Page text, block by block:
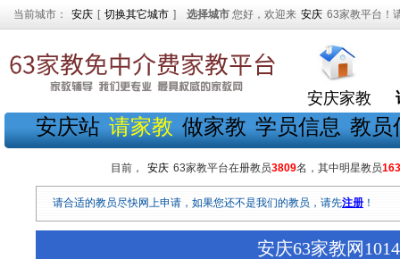
当前城市： 安庆 [ 切换其它城市 ] 选择城市 您好，欢迎来 安庆 63家教平台！
安庆家教
安庆站 请家教 做家教 学员信息 教员
目前， 安庆 63家教平台在册教员3809名，其中明星教员163
请合适的教员尽快网上申请，如果您还不是我们的教员，请先注册 ！
安庆63家教网